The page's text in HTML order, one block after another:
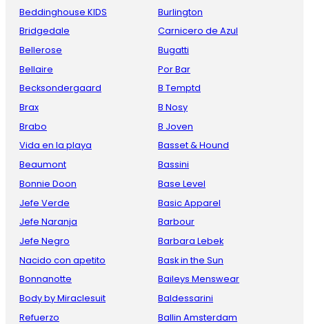
Beddinghouse KIDS
Bridgedale
Bellerose
Bellaire
Becksondergaard
Brax
Brabo
Vida en la playa
Beaumont
Bonnie Doon
Jefe Verde
Jefe Naranja
Jefe Negro
Nacido con apetito
Bonnanotte
Body by Miraclesuit
Refuerzo
Burlington
Carnicero de Azul
Bugatti
Por Bar
B Temptd
B Nosy
B Joven
Basset & Hound
Bassini
Base Level
Basic Apparel
Barbour
Barbara Lebek
Bask in the Sun
Baileys Menswear
Baldessarini
Ballin Amsterdam